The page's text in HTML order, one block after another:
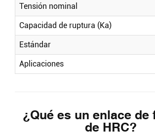
Tensión nominal
Capacidad de ruptura (Ka)
Estándar
Aplicaciones
¿Qué es un enlace de
de HRC?